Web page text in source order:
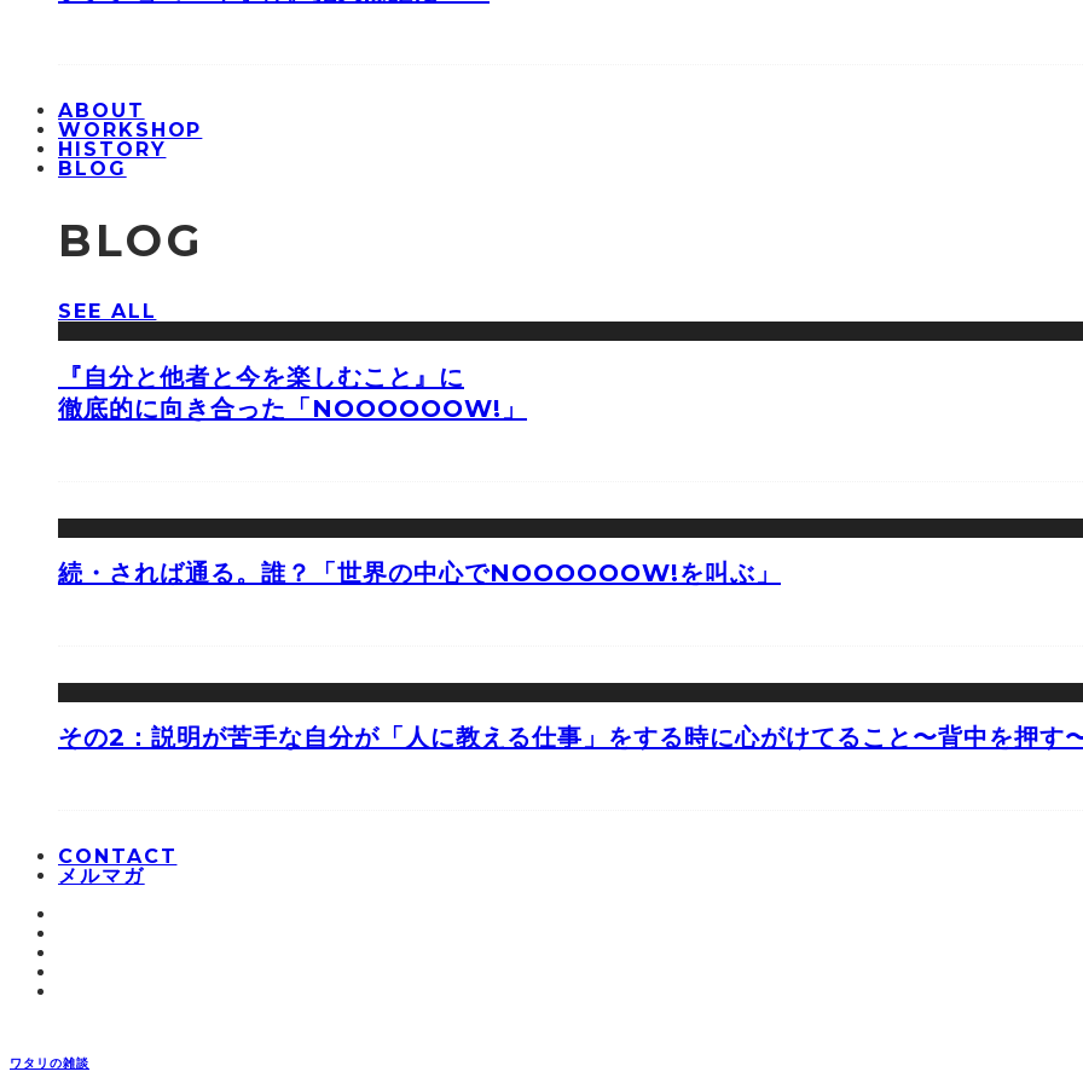
ABOUT
WORKSHOP
HISTORY
BLOG
BLOG
SEE ALL
『自分と他者と今を楽しむこと』に
徹底的に向き合った「NOOOOOOW!」
続・されば通る。誰？「世界の中心でNOOOOOOW!を叫ぶ」
その2：説明が苦手な自分が「人に教える仕事」をする時に心がけてること〜背中を押す
CONTACT
メルマガ
ワタリの雑談